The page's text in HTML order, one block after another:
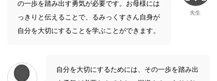
の一歩を踏み出す勇気が必要です。お母様には
っきりと伝えることで、るみっくすさん自身が
自分を大切にすることを学ぶことができます。
先生
自分を大切にするためには、その一歩を踏み出